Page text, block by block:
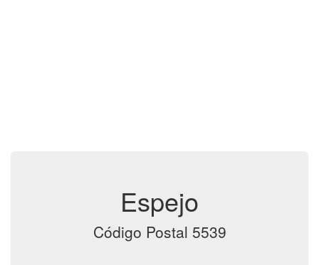
Espejo
Código Postal 5539